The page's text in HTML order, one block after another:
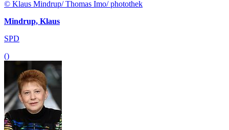
© Klaus Mindrup/ Thomas Imo/ photothek
Mindrup, Klaus
SPD
()